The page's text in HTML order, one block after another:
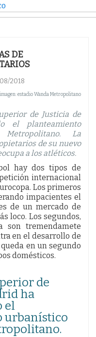
DE
2018
imagen: estadio Wanda Metropolitano
de Justicia de
el planteamiento
La
de su nuevo
a los atléticos.
hay dos tipos de
internacional
Los primeros
impacientes el
de un mercado de
loco. Los segundos,
son tremendamete
en el desarrollo de
en un segundo
domésticos.
de
ha
el
urbanístico